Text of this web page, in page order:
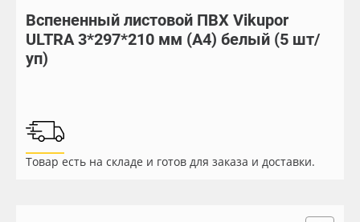
Каталог
Orafol
Доставка
Весь каталог
Рулонные материалы
Листовые материалы
Вспененный листовой ПВХ Vikupor
ULTRA 3*297*210 мм (А4) белый (5 шт/
уп)
Товар есть на складе и готов для заказа и доставки.